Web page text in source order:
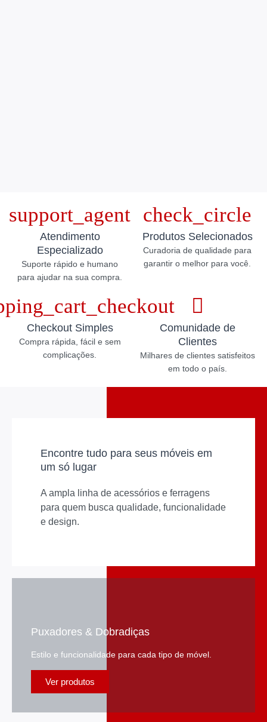
Atendimento
Especializado
Suporte rápido e humano
para ajudar na sua compra.
Produtos Selecionados
Curadoria de qualidade para
garantir o melhor para você.
Checkout Simples
Compra rápida, fácil e sem
complicações.
Comunidade de
Clientes
Milhares de clientes satisfeitos
em todo o país.
Encontre tudo para seus móveis em
um só lugar
A ampla linha de acessórios e ferragens
para quem busca qualidade, funcionalidade
e design.
Puxadores & Dobradiças
Estilo e funcionalidade para cada tipo de móvel.
Ver produtos